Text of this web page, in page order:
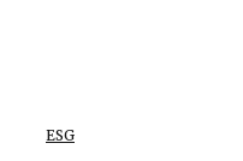
ESG